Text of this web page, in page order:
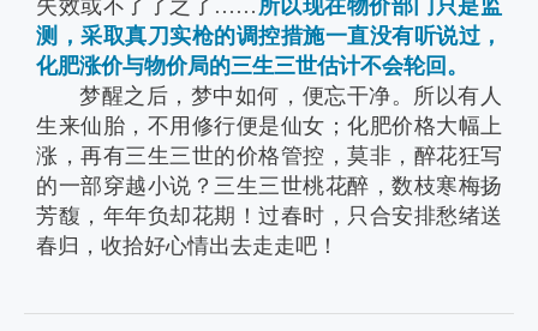
失效或不了了之了…… 所以现在物价部门只是监
测，采取真刀实枪的调控措施一直没有听说过，
化肥涨价与物价局的三生三世估计不会轮回。
梦醒之后，梦中如何，便忘干净。所以有人
生来仙胎，不用修行便是仙女；化肥价格大幅上
涨，再有三生三世的价格管控，莫非，醉花狂写
的一部穿越小说？三生三世桃花醉，数枝寒梅扬
芳馥，年年负却花期！过春时，只合安排愁绪送
春归，收拾好心情出去走走吧！